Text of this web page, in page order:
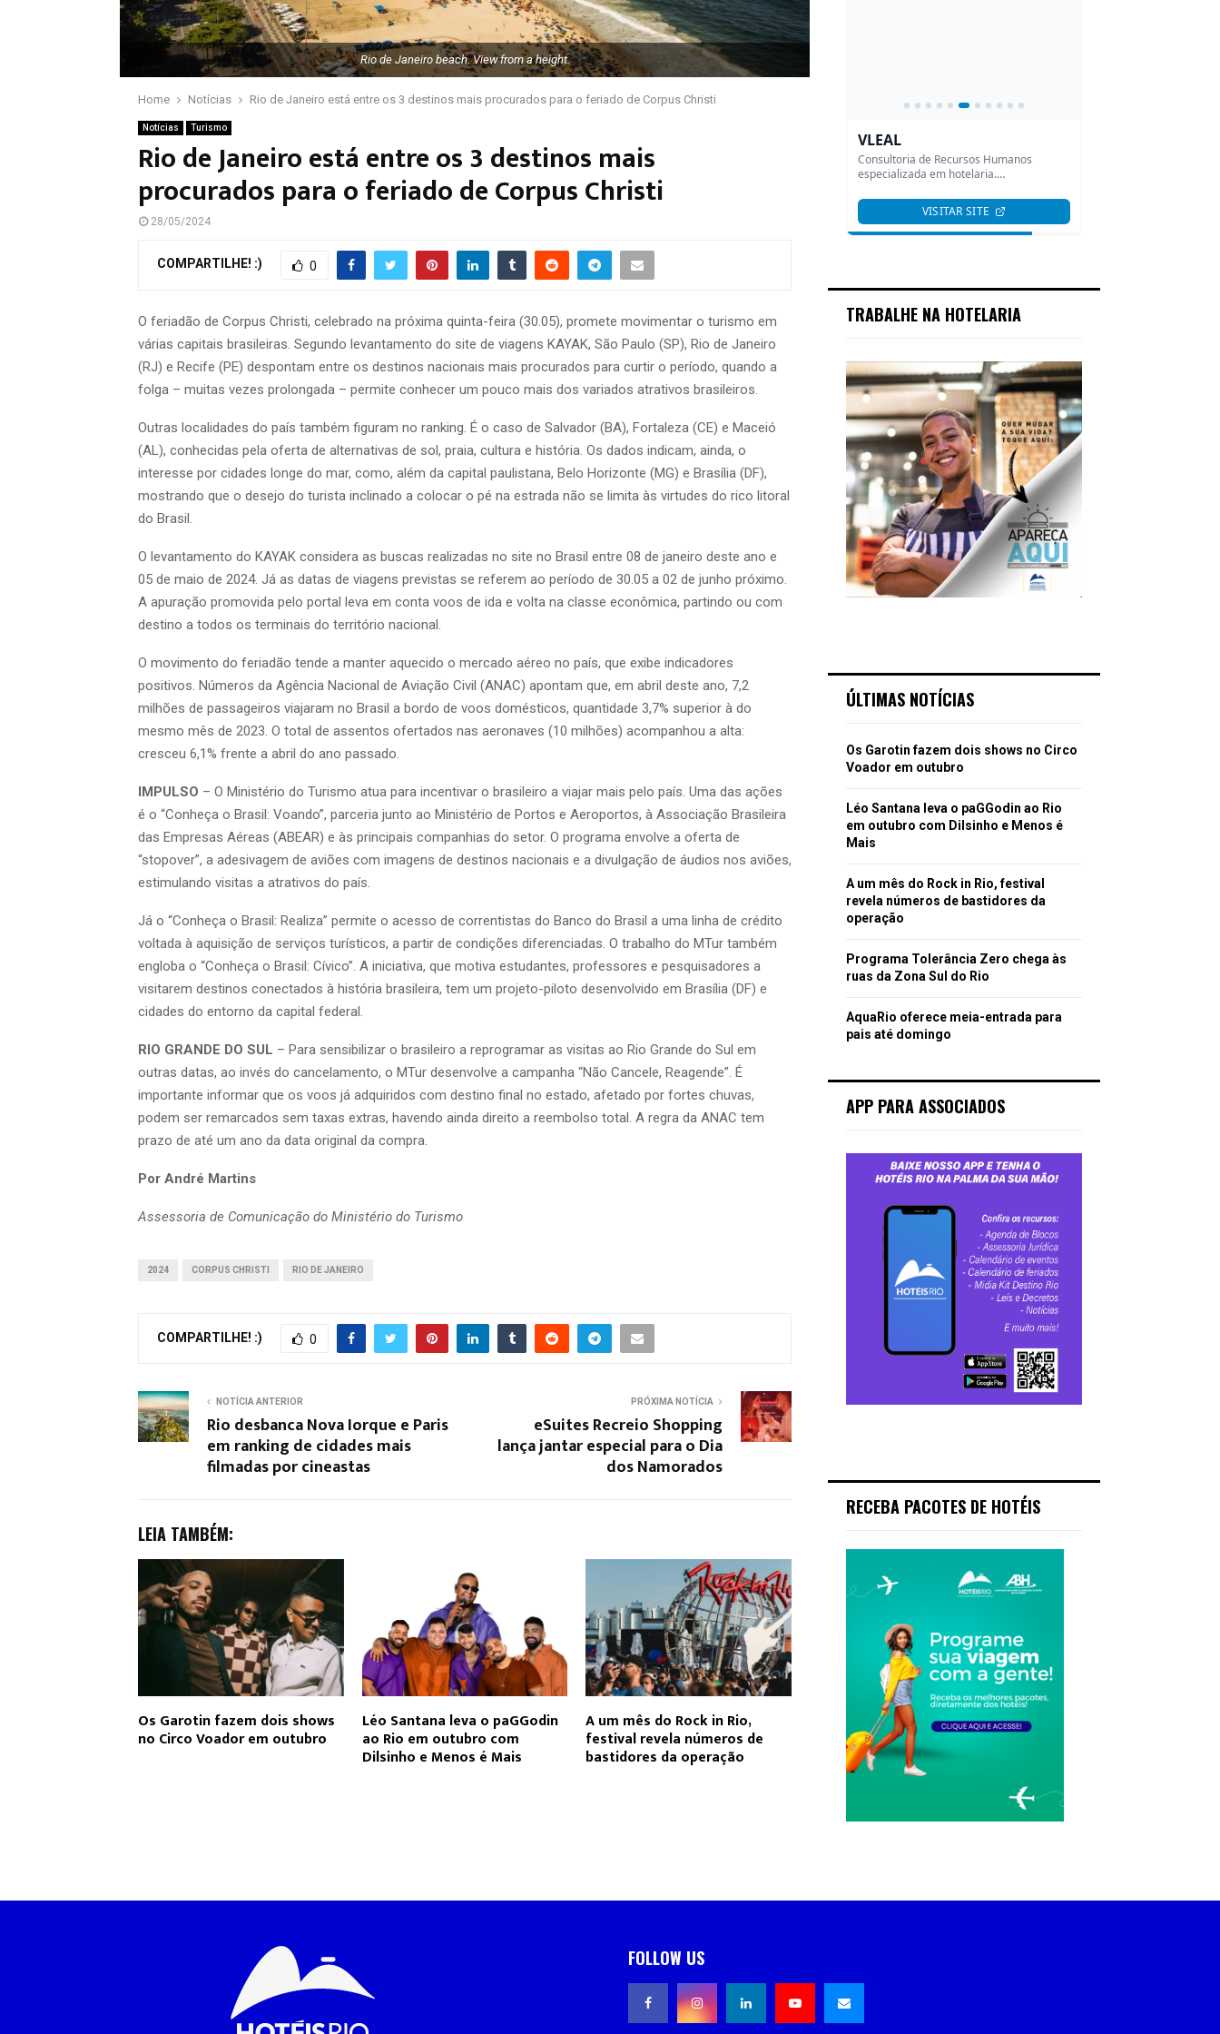
Rio de Janeiro beach. View from a height.
Home Notícias Rio de Janeiro está entre os 3 destinos mais procurados para o feriado de Corpus Christi
Notícias Turismo
Rio de Janeiro está entre os 3 destinos mais
procurados para o feriado de Corpus Christi
28/05/2024
COMPARTILHE! :) 0
O feriadão de Corpus Christi, celebrado na próxima quinta-feira (30.05), promete movimentar o turismo em
várias capitais brasileiras. Segundo levantamento do site de viagens KAYAK, São Paulo (SP), Rio de Janeiro
(RJ) e Recife (PE) despontam entre os destinos nacionais mais procurados para curtir o período, quando a
folga – muitas vezes prolongada – permite conhecer um pouco mais dos variados atrativos brasileiros.
Outras localidades do país também figuram no ranking. É o caso de Salvador (BA), Fortaleza (CE) e Maceió
(AL), conhecidas pela oferta de alternativas de sol, praia, cultura e história. Os dados indicam, ainda, o
interesse por cidades longe do mar, como, além da capital paulistana, Belo Horizonte (MG) e Brasília (DF),
mostrando que o desejo do turista inclinado a colocar o pé na estrada não se limita às virtudes do rico litoral
do Brasil.
O levantamento do KAYAK considera as buscas realizadas no site no Brasil entre 08 de janeiro deste ano e
05 de maio de 2024. Já as datas de viagens previstas se referem ao período de 30.05 a 02 de junho próximo.
A apuração promovida pelo portal leva em conta voos de ida e volta na classe econômica, partindo ou com
destino a todos os terminais do território nacional.
O movimento do feriadão tende a manter aquecido o mercado aéreo no país, que exibe indicadores
positivos. Números da Agência Nacional de Aviação Civil (ANAC) apontam que, em abril deste ano, 7,2
milhões de passageiros viajaram no Brasil a bordo de voos domésticos, quantidade 3,7% superior à do
mesmo mês de 2023. O total de assentos ofertados nas aeronaves (10 milhões) acompanhou a alta:
cresceu 6,1% frente a abril do ano passado.
IMPULSO – O Ministério do Turismo atua para incentivar o brasileiro a viajar mais pelo país. Uma das ações
é o “Conheça o Brasil: Voando”, parceria junto ao Ministério de Portos e Aeroportos, à Associação Brasileira
das Empresas Aéreas (ABEAR) e às principais companhias do setor. O programa envolve a oferta de
“stopover”, a adesivagem de aviões com imagens de destinos nacionais e a divulgação de áudios nos aviões,
estimulando visitas a atrativos do país.
Já o “Conheça o Brasil: Realiza” permite o acesso de correntistas do Banco do Brasil a uma linha de crédito
voltada à aquisição de serviços turísticos, a partir de condições diferenciadas. O trabalho do MTur também
engloba o “Conheça o Brasil: Cívico”. A iniciativa, que motiva estudantes, professores e pesquisadores a
visitarem destinos conectados à história brasileira, tem um projeto-piloto desenvolvido em Brasília (DF) e
cidades do entorno da capital federal.
RIO GRANDE DO SUL – Para sensibilizar o brasileiro a reprogramar as visitas ao Rio Grande do Sul em
outras datas, ao invés do cancelamento, o MTur desenvolve a campanha “Não Cancele, Reagende”. É
importante informar que os voos já adquiridos com destino final no estado, afetado por fortes chuvas,
podem ser remarcados sem taxas extras, havendo ainda direito a reembolso total. A regra da ANAC tem
prazo de até um ano da data original da compra.
Por André Martins
Assessoria de Comunicação do Ministério do Turismo
2024 CORPUS CHRISTI RIO DE JANEIRO
COMPARTILHE! :) 0
NOTÍCIA ANTERIOR
Rio desbanca Nova Iorque e Paris
em ranking de cidades mais
filmadas por cineastas
PRÓXIMA NOTÍCIA
eSuites Recreio Shopping
lança jantar especial para o Dia
dos Namorados
LEIA TAMBÉM:
Os Garotin fazem dois shows
no Circo Voador em outubro
Léo Santana leva o paGGodin
ao Rio em outubro com
Dilsinho e Menos é Mais
A um mês do Rock in Rio,
festival revela números de
bastidores da operação
TRABALHE NA HOTELARIA
ÚLTIMAS NOTÍCIAS
Os Garotin fazem dois shows no Circo
Voador em outubro
Léo Santana leva o paGGodin ao Rio
em outubro com Dilsinho e Menos é
Mais
A um mês do Rock in Rio, festival
revela números de bastidores da
operação
Programa Tolerância Zero chega às
ruas da Zona Sul do Rio
AquaRio oferece meia-entrada para
pais até domingo
APP PARA ASSOCIADOS
RECEBA PACOTES DE HOTÉIS
FOLLOW US